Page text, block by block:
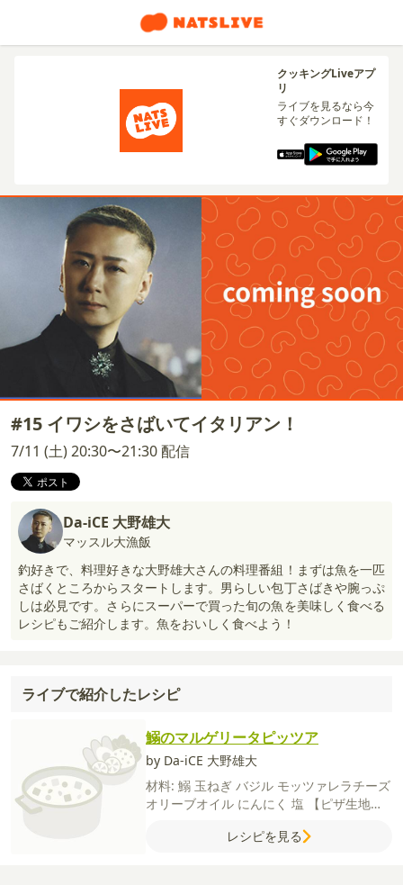
クッキングLiveアプ
リ
ライブを見るなら今
すぐダウンロード！
#15 イワシをさばいてイタリアン！
7/11 (土) 20:30〜21:30 配信
Da-iCE 大野雄大
マッスル大漁飯
釣好きで、料理好きな大野雄大さんの料理番組！まずは魚を一匹
さばくところからスタートします。男らしい包丁さばきや腕っぷ
しは必見です。さらにスーパーで買った旬の魚を美味しく食べる
レシピもご紹介します。魚をおいしく食べよう！
ライブで紹介したレシピ
鰯のマルゲリータピッツア
by Da-iCE 大野雄大
材料: 鰯 玉ねぎ バジル モッツァレラチーズ
オリーブオイル にんにく 塩
【ピザ生地】
【セミドライトマト】ミニトマト
レシピを見る